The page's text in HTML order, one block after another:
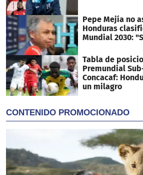
Pepe Mejía no
Honduras
Mundial 2030:
Tabla de
Premundial
Concacaf:
un milagro